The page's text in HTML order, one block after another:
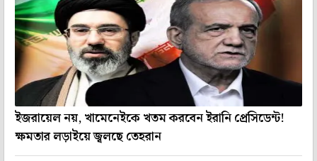
ইজরায়েল নয়, খামেনেইকে খতম করবেন ইরানি প্রেসিডেন্ট!
ক্ষমতার লড়াইয়ে জ্বলছে তেহরান